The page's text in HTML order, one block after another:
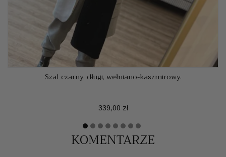
Szal czarny, długi, wełniano-kaszmirowy.
Cena
339,00 zł
KOMENTARZE